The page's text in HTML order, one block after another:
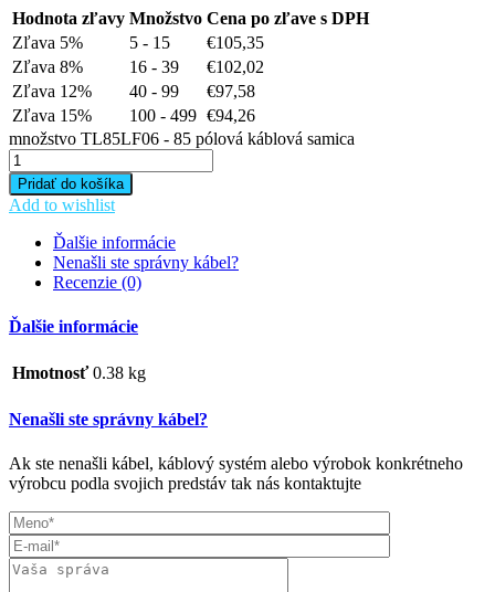
Hodnota zľavy Množstvo Cena po zľave s DPH
Zľava 5%
5 - 15 €105,35
Zľava 8%
16 - 39 €102,02
Zľava 12%
40 - 99 €97,58
Zľava 15%
100 - 499 €94,26
množstvo TL85LF06 - 85 pólová káblová samica
Pridať do košíka
Add to wishlist
Ďalšie informácie
Nenašli ste správny kábel?
Recenzie (0)
Ďalšie informácie
Hmotnosť 0.38 kg
Nenašli ste správny kábel?
Ak ste nenašli kábel, káblový systém alebo výrobok konkrétneho
výrobcu podla svojich predstáv tak nás kontaktujte